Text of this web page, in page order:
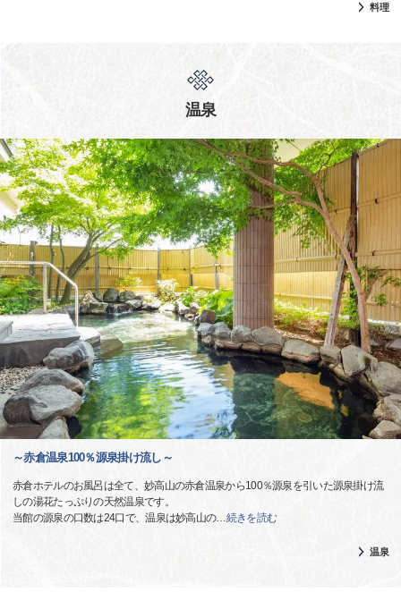
料理
温泉
～赤倉温泉100％源泉掛け流し～
赤倉ホテルのお風呂は全て、妙高山の赤倉温泉から100％源泉を引いた源泉掛け流
しの湯花たっぷりの天然温泉です。
当館の源泉の口数は24口で、温泉は妙高山の…続きを読む
温泉